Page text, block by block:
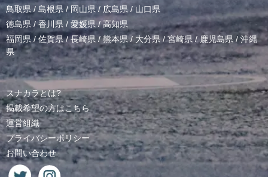
鳥取県/ 島根県 /岡山県/ 広島県 / 山口県
徳島県 /香川県 / 愛媛県/高知県
福岡県/佐賀県/長崎県 /熊本県/ 大分県/宮崎県 /鹿児島県 / 沖縄
県
スナカラとは?
掲載希望の方はこちら
運営組織
プライバシーポリシー
お問い合わせ